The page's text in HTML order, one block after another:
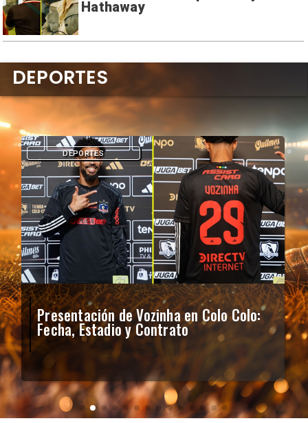
Hathaway
Presentación de Vozinha en Colo Colo:
Fecha, Estadio y Contrato
DEPORTES
DEPORTES